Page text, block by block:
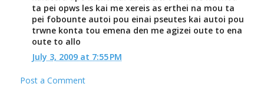
ta pei opws les kai me xereis as erthei na mou ta
pei fobounte autoi pou einai pseutes kai autoi pou
trwne konta tou emena den me agizei oute to ena
oute to allo
July 3, 2009 at 7:55 PM
Post a Comment